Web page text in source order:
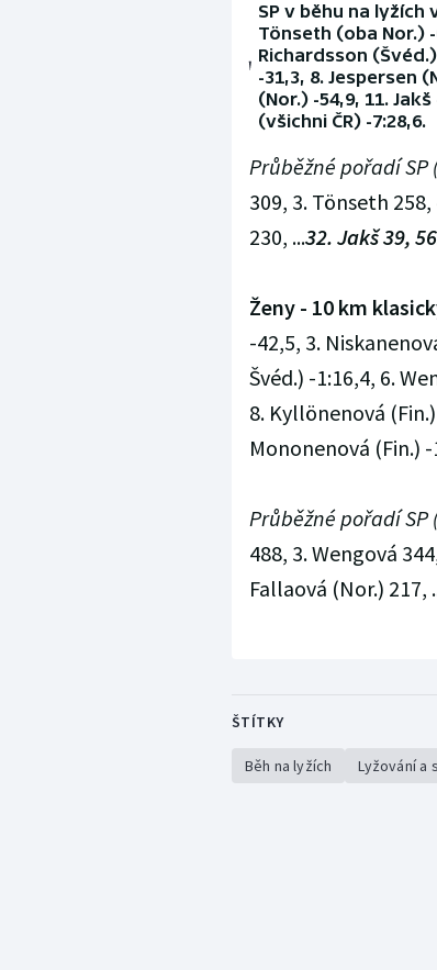
SP v běhu na lyžích
Tönseth (oba Nor.)
Richardsson
-31,3, 8. Jespersen
(Nor.) -54,9, 11. Jakš
(všichni ČR) -7:28,6.
Průběžné pořadí SP
309, 3. Tönseth
230, ...32. Jakš 39,
Ženy - 10 km
-42,5, 3.
Švéd.) -1:16,4, 6.
8. Kyllönenová
Mononenová (Fin.) -
Průběžné pořadí SP
488, 3. Wengová
Fallaová (Nor.) 217,
ŠTÍTKY
Běh na lyžích Lyžování a